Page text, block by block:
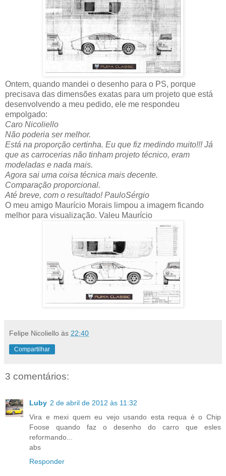
Ontem, quando mandei o desenho para o PS, porque
precisava das dimensões exatas para um projeto que está
desenvolvendo a meu pedido, ele me respondeu
empolgado:
Caro Nicoliello
Não poderia ser melhor.
Está na proporção certinha. Eu que fiz medindo muito!!! Já
que as carrocerias não tinham projeto técnico, eram
modeladas e nada mais.
Agora sai uma coisa técnica mais decente.
Comparação proporcional.
Até breve, com o resultado! PauloSérgio
O meu amigo Maurício Morais limpou a imagem ficando
melhor para visualização. Valeu Maurício
Felipe Nicoliello às 22:40
Compartilhar
3 comentários:
Luby 2 de abril de 2012 às 11:32
Vira e mexi quem eu vejo usando esta requa é o Chip
Foose quando faz o desenho do carro que esles
reformando...
abs
Responder